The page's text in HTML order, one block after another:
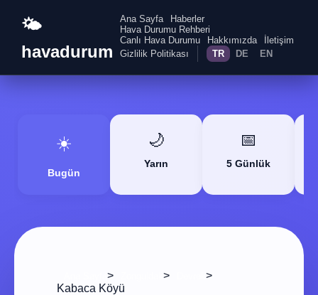
🌤️
havadurum
Ana Sayfa
Haberler
Hava Durumu Rehberi
Canlı Hava Durumu
Hakkımızda
İletişim
Gizlilik Politikası
TR DE EN
☀️
Bugün
🌙
Yarın
📅
5 Günlük
> >
>
Kabaca Köyü